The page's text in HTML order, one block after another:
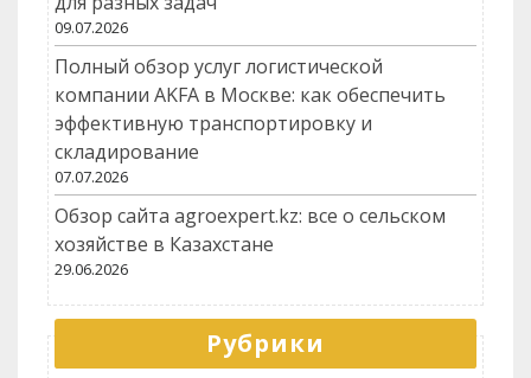
09.07.2026
Полный обзор услуг логистической
компании AKFA в Москве: как обеспечить
эффективную транспортировку и
складирование
07.07.2026
Обзор сайта agroexpert.kz: все о сельском
хозяйстве в Казахстане
29.06.2026
Рубрики